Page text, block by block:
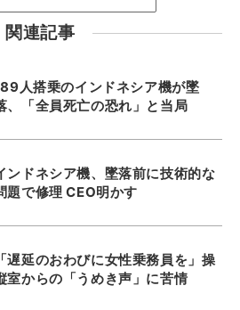
関連記事
人搭乗のインドネシア機が墜
、「全員死亡の恐れ」と当局
ンドネシア機、墜落前に技術的な
題で修理 CEO明かす
「遅延のおわびに女性乗務員を」操
室からの「うめき声」に苦情